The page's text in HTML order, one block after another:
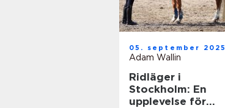
05. september 2025
Adam Wallin
Ridläger i
Stockholm: En
upplevelse för